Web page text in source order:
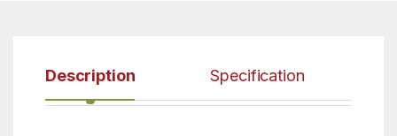
Description Specification